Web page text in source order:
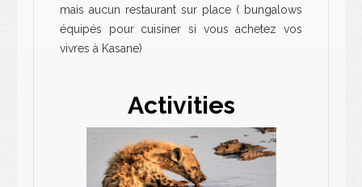
mais aucun restaurant sur place ( bungalows
équipés pour cuisiner si vous achetez vos
vivres à Kasane)
Activities